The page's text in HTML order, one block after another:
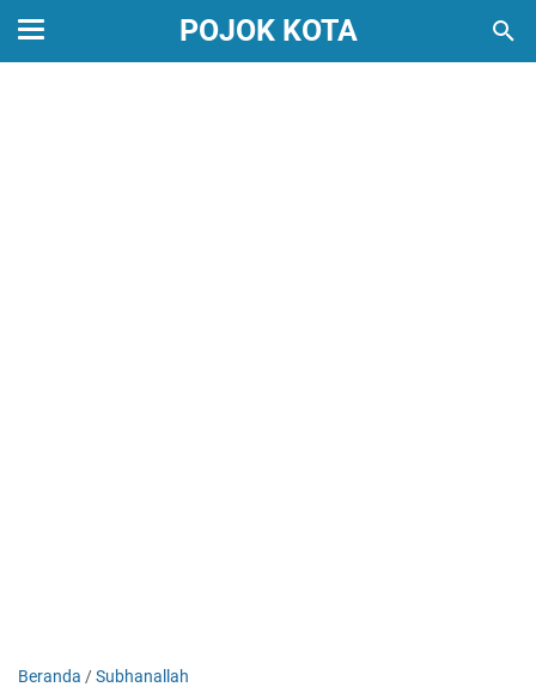
POJOK KOTA
Beranda /Subhanallah